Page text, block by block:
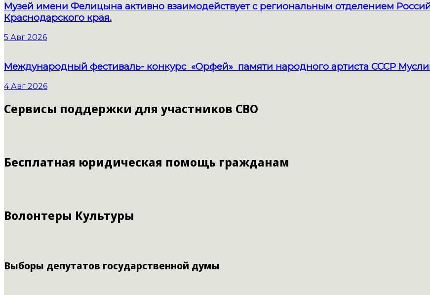
Музей имени Фелицына активно взаимодействует с региональным отделением
Краснодарского края.
5 Авг 2026
Международный фестиваль- конкурс «Орфей» памяти народного артиста СССР
4 Авг 2026
Сервисы поддержки для участников СВО
Бесплатная юридическая помощь гражданам
Волонтеры Культуры
Выборы депутатов государственной думы